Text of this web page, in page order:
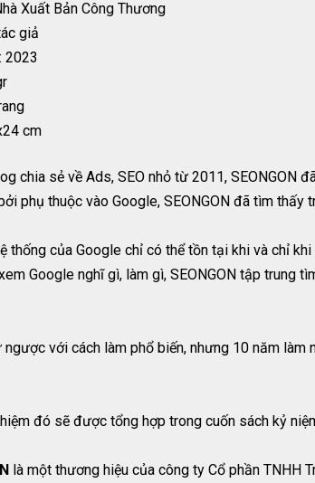
Xuất Bản Công Thương
giả
2023
cm
chia sẻ về Ads, SEO nhỏ từ 2011, SEONGON
phụ thuộc vào Google, SEONGON đã tìm thấy
thống của Google chỉ có thể tồn tại khi và chỉ
Google nghĩ gì, làm gì, SEONGON tập
với cách làm phổ biến, nhưng 10 năm làm
đó sẽ được tổng hợp trong cuốn sách kỷ
là một thương hiệu của công ty Cổ phần TNHH